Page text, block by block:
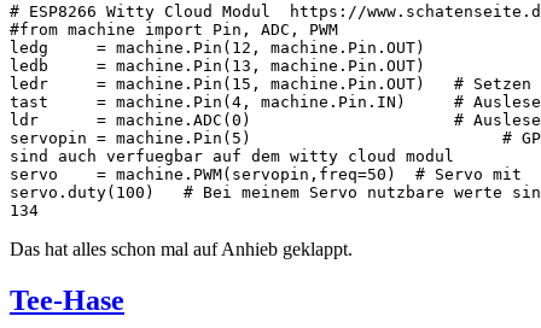
# ESP8266 Witty Cloud Modul  https://
#from machine import Pin, ADC, PWM
ledg     = machine.Pin(12, machine.Pin.OUT)
ledb     = machine.Pin(13, machine.Pin.OUT)
ledr     = machine.Pin(15, machine.Pin.OUT)   #
tast     = machine.Pin(4, machine.Pin.IN)     #
ldr      = machine.ADC(0)                     #
servopin = machine.Pin(5)                          #
sind auch verfuegbar auf dem witty cloud modul
servo    = machine.PWM(servopin,freq=50)  # Servo mit
servo.duty(100)   # Bei meinem Servo nutzbare werte
134
Das hat alles schon mal auf Anhieb geklappt.
Tee-Hase